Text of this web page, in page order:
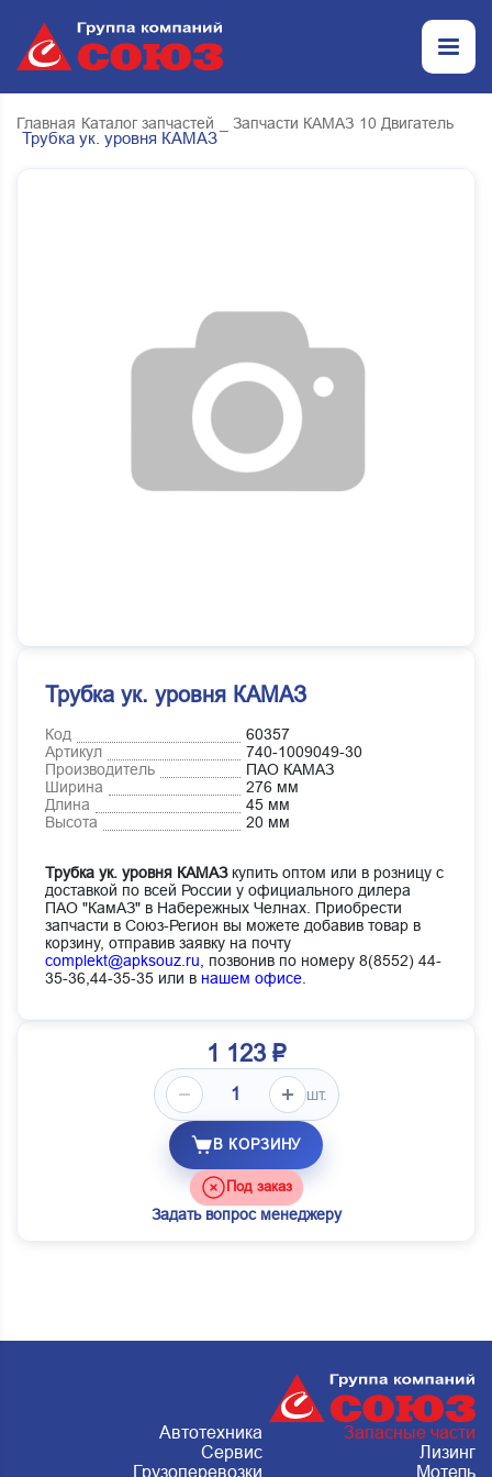
Главная Каталог запчастей _ Запчасти КАМАЗ 10 Двигатель
Трубка ук. уровня КАМАЗ
Трубка ук. уровня КАМАЗ
Код
60357
Артикул
740-1009049-30
Производитель
ПАО КАМАЗ
Ширина
276 мм
Длина
45 мм
Высота
20 мм
Трубка ук. уровня КАМАЗкупить оптом или в розницу с
доставкой по всей России у официального дилера
ПАО "КамАЗ" в Набережных Челнах. Приобрести
запчасти в Союз-Регион вы можете добавив товар в
корзину, отправив заявку на почту
complekt@apksouz.ru,
позвонив по номеру 8(8552) 44-
35-36,44-35-35 или в нашем офисе
1 123 ₽
шт.
В КОРЗИНУ
Под заказ
Задать вопрос менеджеру
Автотехника
Запасные части
Сервис
Лизинг
Грузоперевозки
Мотель